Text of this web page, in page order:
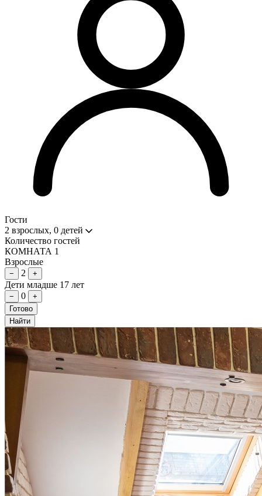
Гости
2 взрослых, 0 детей
Количество гостей
КОМНАТА 1
Взрослые
− 2 +
Дети младше 17 лет
− 0
+
Готово
Найти